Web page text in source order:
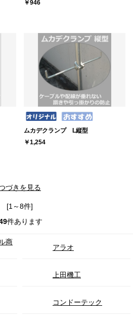
￥946
ムカデクランプ L縦型
￥1,254
づきを見る
[1～8件]
件あります
商
アラオ
上田機工
コンドーテック